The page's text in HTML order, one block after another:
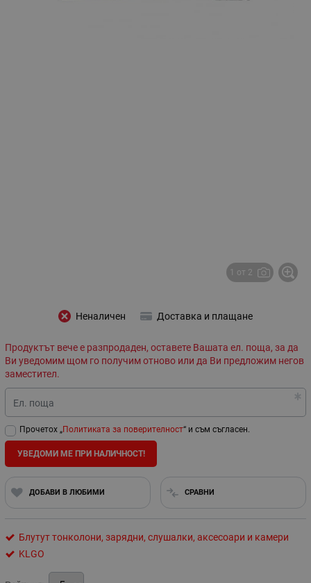
1 от 2
Неналичен Доставка и плащане
Продуктът вече е разпродаден, оставете Вашата ел. поща, за да
Ви уведомим щом го получим отново или да Ви предложим негов
заместител.
Ел. поща
Прочетох „Политиката за поверителност“ и съм съгласен.
УВЕДОМИ МЕ ПРИ НАЛИЧНОСТ!
ДОБАВИ В ЛЮБИМИ СРАВНИ
Блутут тонколони, зарядни, слушалки, аксесоари и камери
KLGO